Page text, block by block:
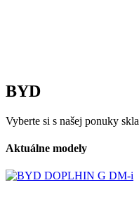
BYD
Vyberte si s našej ponuky
Aktuálne modely